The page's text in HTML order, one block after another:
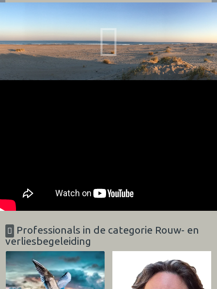
Professionals in de categorie Rouw- en
verliesbegeleiding